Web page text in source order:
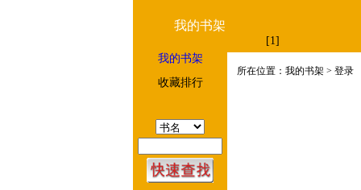
我的书架
[1]
我的书架
收藏排行
所在位置：我的书架 > 登录